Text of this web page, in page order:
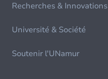
Recherches & Innovations
Université & Société
Soutenir l'UNamur